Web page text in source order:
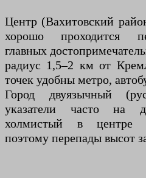
Центр (Вахитовский
хорошо проходится
главных
радиус 1,5–2 км от
точек удобны метро,
Город двуязычный
указатели часто на
холмистый в центре
поэтому перепады высот